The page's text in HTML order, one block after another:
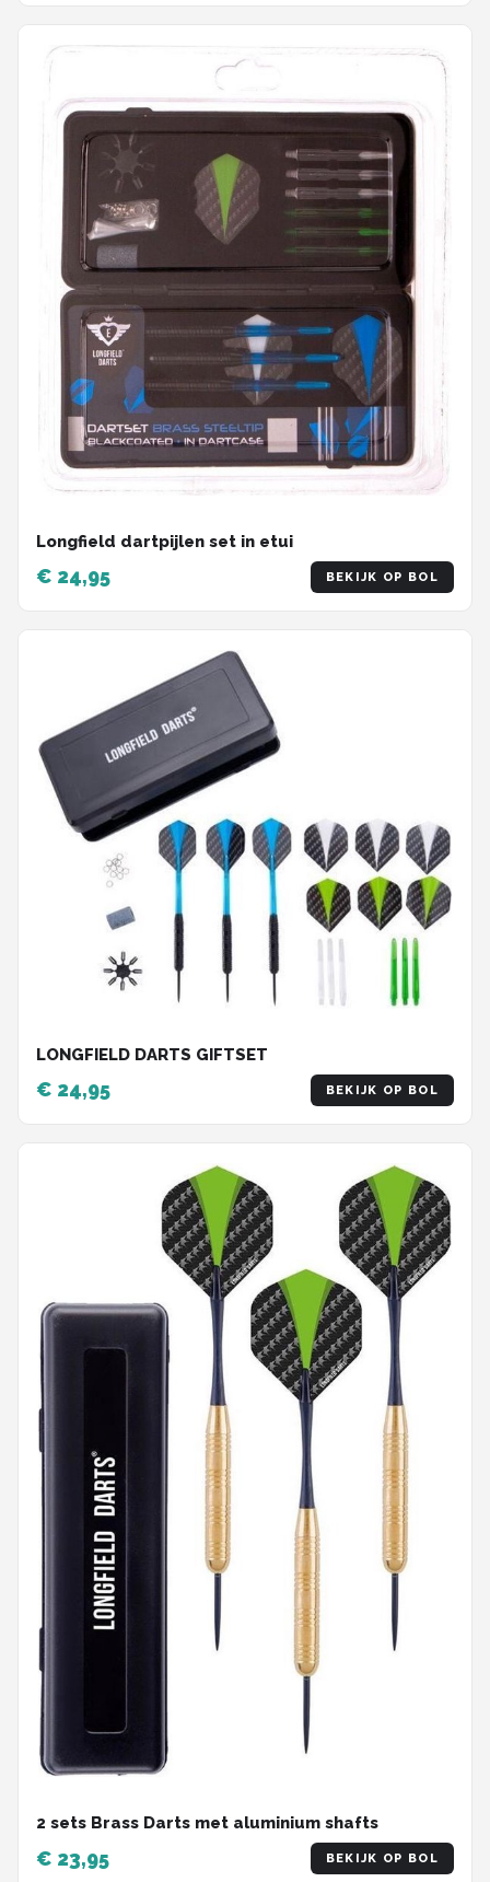
Longfield dartpijlen set in etui
€ 24,95 BEKIJK OP BOL
LONGFIELD DARTS GIFTSET
€ 24,95 BEKIJK OP BOL
2 sets Brass Darts met aluminium shafts
€ 23,95 BEKIJK OP BOL